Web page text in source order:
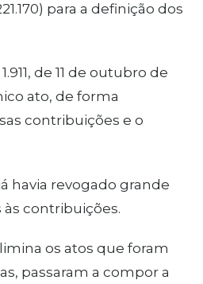
para a definição dos
de 11 de outubro de
ato, de forma
contribuições e o
havia revogado grande
contribuições.
os atos que foram
passaram a compor a